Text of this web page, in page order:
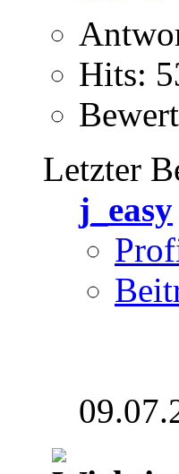
Hits:
Letzter
j_easy